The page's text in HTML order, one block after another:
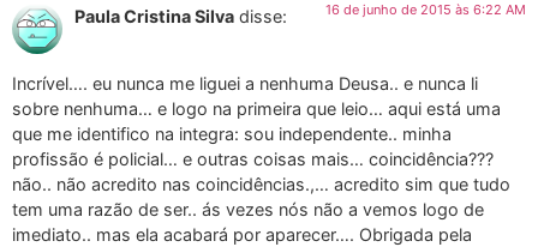
Paula Cristina Silva disse: 16 de junho de 2015 às 6:22 AM
Incrível…. eu nunca me liguei a nenhuma Deusa.. e nunca li
sobre nenhuma… e logo na primeira que leio… aqui está uma
que me identifico na integra: sou independente.. minha
profissão é policial… e outras coisas mais… coincidência???
não.. não acredito nas coincidências.,… acredito sim que tudo
tem uma razão de ser.. ás vezes nós não a vemos logo de
imediato.. mas ela acabará por aparecer…. Obrigada pela